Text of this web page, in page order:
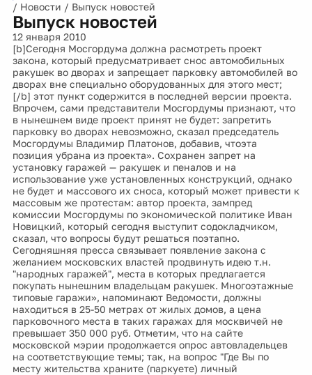
/ Новости / Выпуск новостей
Выпуск новостей
12 января 2010
[b]Сегодня Мосгордума должна расмотреть проект
закона, который предусматривает снос автомобильных
ракушек во дворах и запрещает парковку автомобилей во
дворах вне специально оборудованных для этого мест;
[/b] этот пункт содержится в последней версии проекта.
Впрочем, сами представители Мосгордумы признают, что
в нынешнем виде проект принят не будет: запретить
парковку во дворах невозможно, сказал председатель
Мосгордумы Владимир Платонов, добавив, чтоэта
позиция убрана из проекта». Сохранен запрет на
установку гаражей — ракушек и пеналов и на
использование уже установленных конструкций, однако
не будет и массового их сноса, который может привести к
массовым же протестам: автор проекта, зампред
комиссии Мосгордумы по экономической политике Иван
Новицкий, который сегодня выступит содокладчиком,
сказал, что вопросы будут решаться поэтапно.
Сегодняшняя пресса связывает появление закона с
желанием московских властей продвинуть идею т.н.
"народных гаражей", места в которых предлагается
покупать нынешним владельцам ракушек. Многоэтажные
типовые гаражи», напоминают Ведомости, должны
находиться в 25-50 метрах от жилых домов, а цена
парковочного места в таких гаражах для москвичей не
превышает 350 000 руб. Отметим, что на сайте
московской мэрии продолжается опрос автовладельцев
на соответствующие темы; так, на вопрос "Где Вы по
месту жительства храните (паркуете) личный